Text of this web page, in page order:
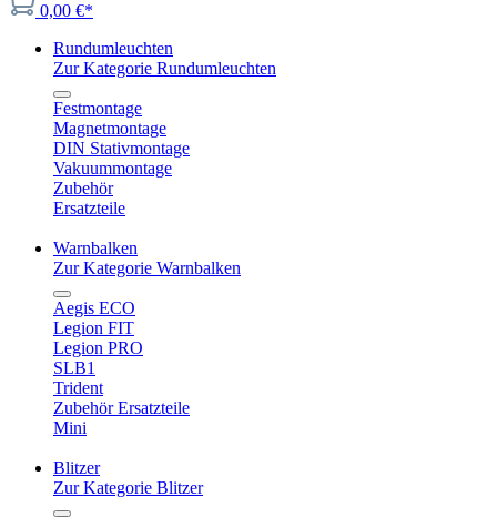
0,00 €*
Rundumleuchten
Zur Kategorie Rundumleuchten
Festmontage
Magnetmontage
DIN Stativmontage
Vakuummontage
Zubehör
Ersatzteile
Warnbalken
Zur Kategorie Warnbalken
Aegis ECO
Legion FIT
Legion PRO
SLB1
Trident
Zubehör Ersatzteile
Mini
Blitzer
Zur Kategorie Blitzer